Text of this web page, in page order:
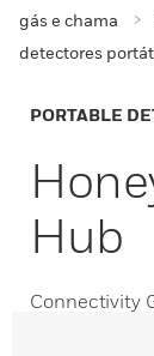
gás e chama
detectores
PORTABLE
Hub
Connectivity